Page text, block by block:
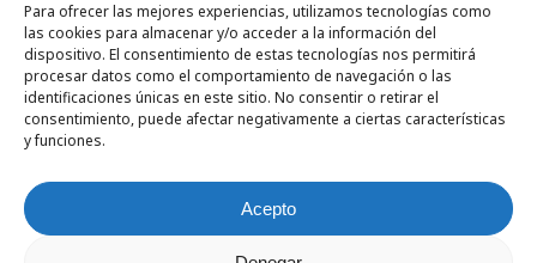
Para ofrecer las mejores experiencias, utilizamos tecnologías como
las cookies para almacenar y/o acceder a la información del
dispositivo. El consentimiento de estas tecnologías nos permitirá
procesar datos como el comportamiento de navegación o las
identificaciones únicas en este sitio. No consentir o retirar el
consentimiento, puede afectar negativamente a ciertas características
y funciones.
Acepto
TL Soluciones S.A.
Tel:+54 11 5031 1314
© 2026 techneLogics. Todos los derechos reservados.